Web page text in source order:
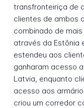
transfronteiriça de
clientes de ambos
combinado de
através da Estônia
estendeu aos
ganharam acesso
Latvia, enquanto
acesso aos
criou um corredor